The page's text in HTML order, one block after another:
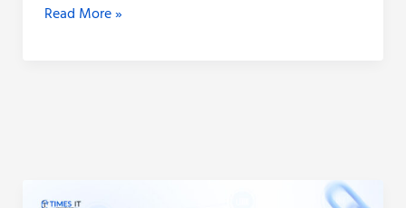
Read More »